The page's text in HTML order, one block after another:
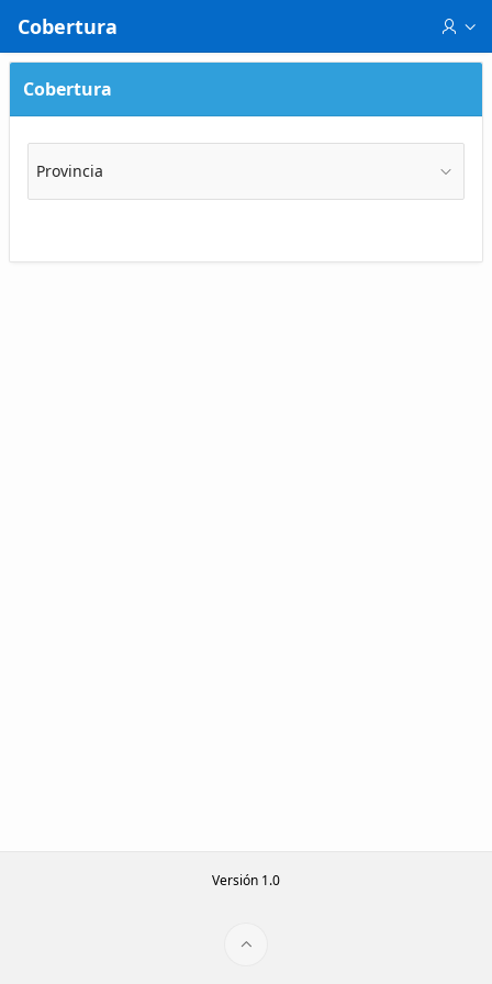
Cobertura
Cobertura
Provincia
Versión 1.0